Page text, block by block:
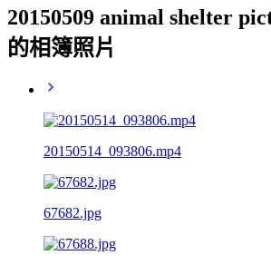
20150509 animal shelter
的相簿照片
20150514_093806.mp4
67682.jpg